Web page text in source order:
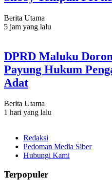
Berita Utama
5 jam yang lalu
DPRD Maluku
Payung Hukum
Adat
Berita Utama
1 hari yang lalu
Redaksi
Pedoman Media Siber
Hubungi Kami
Terpopuler